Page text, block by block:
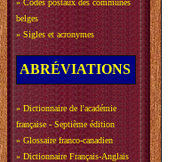
» Codes postaux des communes
belges
» Sigles et acronymes
ABRÉVIATIONS
» Dictionnaire de l'académie
française - Septième édition
» Glossaire franco-canadien
» Dictionnaire Français-Anglais